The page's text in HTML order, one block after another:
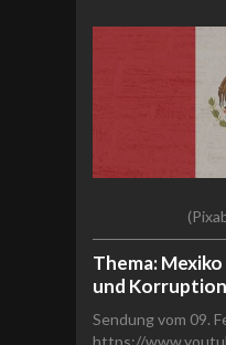
Thema:
und Korruption
Sendung vom 09.